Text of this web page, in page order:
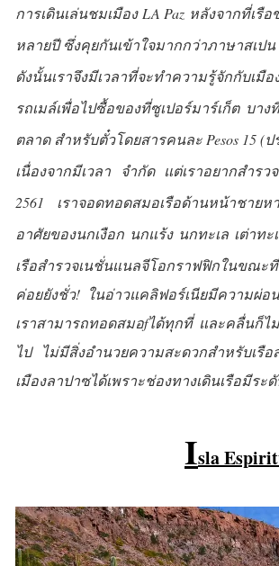
การเดินเล่นชมเมือง LA Paz หลังจากที่เ
หลายปี ซึ่งคุยกันเข้าใจมากกว่าภาษาสเปน
ดังนั้นเราจึงมีเวลาที่จะทำความรู้จักกับเมื
รถเมล์เพื่อไปซื้อของที่ซูเปอร์มาร์เก็ต บา
ตลาด สำหรับตั๋วโดยสารคนละ Pesos 15
เนื่องจากมีเวลา จำกัด แต่เราอยากสำร
2561 เราจอดทอดสมอเรือด้านหน้าชาย
อาศัยของนกเงือก นกแร้ง นกทะเล เต่าทะ
เรือสำรวจเนชั่นแนลจีโอกราฟฟิกในขณะที่
ค่อยยังชั่ว! ในอ่าวแคลิฟอร์เนียมีความผ่อ
เราสามารถทอดสมอfได้ทุกที่ และคลื่นก็ไ
ไป ไม่มีสิ่งอำนวยความสะดวกสำหรับเรื
เมืองลาปาซได้เพราะช่องทางเดินเรือมีร
Isla